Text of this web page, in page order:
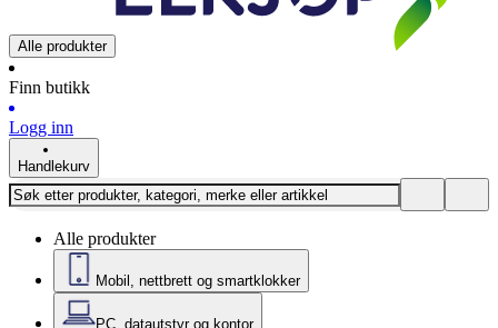
Alle produkter
Finn butikk
Logg inn
Handlekurv
Alle produkter
Mobil, nettbrett og smartklokker
PC, datautstyr og kontor